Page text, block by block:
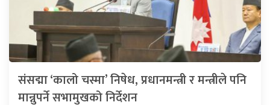
संसद्मा ‘कालो चस्मा’ निषेध, प्रधानमन्त्री र मन्त्रीले पनि
मान्नुपर्ने सभामुखको निर्देशन